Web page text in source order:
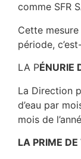
comme SFR
Cette
période,
LA PÉNURIE
La Direction
d’eau par
mois de
LA PRIME